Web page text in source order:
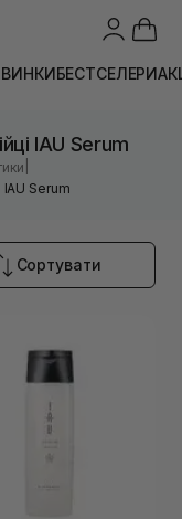
БЕСТСЕЛЕРИ
IAU Serum
IAU Serum
Сортувати